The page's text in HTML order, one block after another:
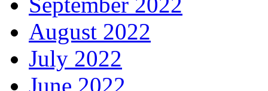
August 2022
July 2022
June 2022